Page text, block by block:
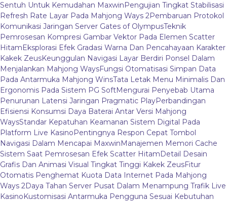
Sentuh Untuk Kemudahan MaxwinPengujian Tingkat Stabilisasi
Refresh Rate Layar Pada Mahjong Ways 2Pembaruan Protokol
Komunikasi Jaringan Server Gates of OlympusTeknik
Pemrosesan Kompresi Gambar Vektor Pada Elemen Scatter
HitamEksplorasi Efek Gradasi Warna Dan Pencahayaan Karakter
Kakek ZeusKeunggulan Navigasi Layar Berdiri Ponsel Dalam
Menjalankan Mahjong WaysFungsi Otomatisasi Simpan Data
Pada Antarmuka Mahjong WinsTata Letak Menu Minimalis Dan
Ergonomis Pada Sistem PG SoftMengurai Penyebab Utama
Penurunan Latensi Jaringan Pragmatic PlayPerbandingan
Efisiensi Konsumsi Daya Baterai Antar Versi Mahjong
WaysStandar Kepatuhan Keamanan Sistem Digital Pada
Platform Live KasinoPentingnya Respon Cepat Tombol
Navigasi Dalam Mencapai MaxwinManajemen Memori Cache
Sistem Saat Pemrosesan Efek Scatter HitamDetail Desain
Grafis Dan Animasi Visual Tingkat Tinggi Kakek ZeusFitur
Otomatis Penghemat Kuota Data Internet Pada Mahjong
Ways 2Daya Tahan Server Pusat Dalam Menampung Trafik Live
KasinoKustomisasi Antarmuka Pengguna Sesuai Kebutuhan